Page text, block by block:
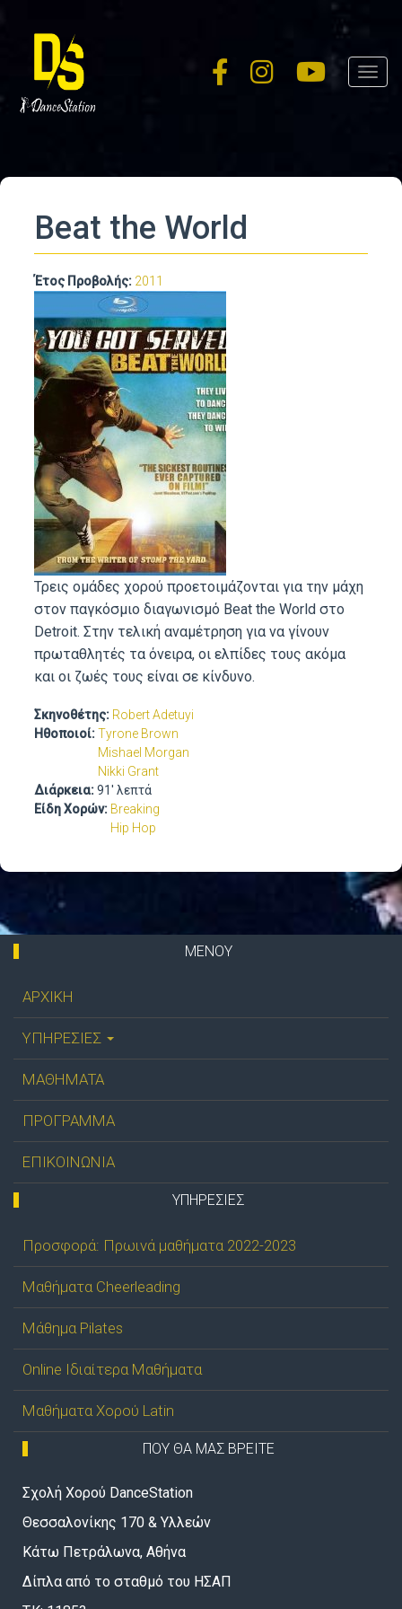
content
Beat the World
Έτος Προβολής: 2011
Τρεις ομάδες χορού προετοιμάζονται για την μάχη
στον παγκόσμιο διαγωνισμό Beat the World στο
Detroit. Στην τελική αναμέτρηση για να γίνουν
πρωταθλητές τα όνειρα, οι ελπίδες τους ακόμα
και οι ζωές τους είναι σε κίνδυνο.
Σκηνοθέτης: Robert Adetuyi
Ηθοποιοί:Tyrone Brown
Mishael Morgan
Nikki Grant
Διάρκεια:91' λεπτά
Είδη Χορών: Breaking
Hip Hop
ΜΕΝΟΥ
ΑΡΧΙΚΗ
ΥΠΗΡΕΣΙΕΣ
ΜΑΘΗΜΑΤΑ
ΠΡΟΓΡΑΜΜΑ
ΕΠΙΚΟΙΝΩΝΙΑ
ΥΠΗΡΕΣΊΕΣ
Προσφορά: Πρωινά μαθήματα 2022-2023
Μαθήματα Cheerleading
Μάθημα Pilates
Online Ιδιαίτερα Μαθήματα
Μαθήματα Χορού Latin
ΠΟΥ ΘΑ ΜΑΣ ΒΡΕΙΤΕ
Σχολή Χορού DanceStation
Θεσσαλονίκης 170 & Υλλεών
Κάτω Πετράλωνα, Αθήνα
Δίπλα από το σταθμό του ΗΣΑΠ